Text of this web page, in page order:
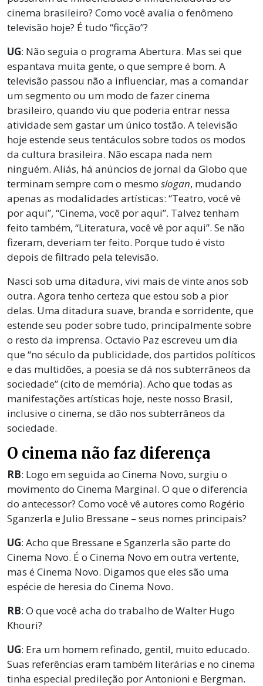
cinema brasileiro? Como você avalia o fenômeno
televisão hoje? É tudo “ficção”?
UG: Não seguia o programa Abertura. Mas sei que
espantava muita gente, o que sempre é bom. A
televisão passou não a influenciar, mas a comandar
um segmento ou um modo de fazer cinema
brasileiro, quando viu que poderia entrar nessa
atividade sem gastar um único tostão. A televisão
hoje estende seus tentáculos sobre todos os modos
da cultura brasileira. Não escapa nada nem
ninguém. Aliás, há anúncios de jornal da Globo que
terminam sempre com o mesmo slogan, mudando
apenas as modalidades artísticas: “Teatro, você vê
por aqui”, “Cinema, você por aqui”. Talvez tenham
feito também, “Literatura, você vê por aqui”. Se não
fizeram, deveriam ter feito. Porque tudo é visto
depois de filtrado pela televisão.
Nasci sob uma ditadura, vivi mais de vinte anos sob
outra. Agora tenho certeza que estou sob a pior
delas. Uma ditadura suave, branda e sorridente, que
estende seu poder sobre tudo, principalmente sobre
o resto da imprensa. Octavio Paz escreveu um dia
que “no século da publicidade, dos partidos políticos
e das multidões, a poesia se dá nos subterrâneos da
sociedade” (cito de memória). Acho que todas as
manifestações artísticas hoje, neste nosso Brasil,
inclusive o cinema, se dão nos subterrâneos da
sociedade.
O cinema não faz diferença
RB: Logo em seguida ao Cinema Novo, surgiu o
movimento do Cinema Marginal. O que o diferencia
do antecessor? Como você vê autores como Rogério
Sganzerla e Julio Bressane – seus nomes principais?
UG: Acho que Bressane e Sganzerla são parte do
Cinema Novo. É o Cinema Novo em outra vertente,
mas é Cinema Novo. Digamos que eles são uma
espécie de heresia do Cinema Novo.
RB: O que você acha do trabalho de Walter Hugo
Khouri?
UG: Era um homem refinado, gentil, muito educado.
Suas referências eram também literárias e no cinema
tinha especial predileção por Antonioni e Bergman.